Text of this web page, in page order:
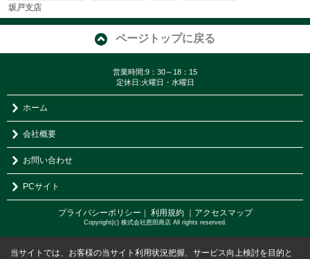
坂戸支店
ページトップに戻る
営業時間:9：30～18：15
定休日:火曜日・水曜日
ホーム
会社概要
お問い合わせ
PCサイト
プライバシーポリシー ｜ 利用規約 ｜アクセスマップ
Copyright(c) 株式会社恩田商店 All rights reserved.
当サイトでは、お客様の当サイト利用状況把握、サービス向上検討を目的と